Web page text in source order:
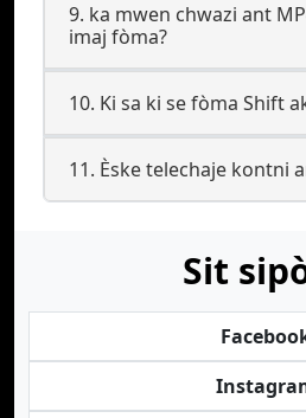
9. ka mwen chwazi ant
imaj fòma?
10. Ki sa ki se fòma Shift
11. Èske telechaje kontni
Sit